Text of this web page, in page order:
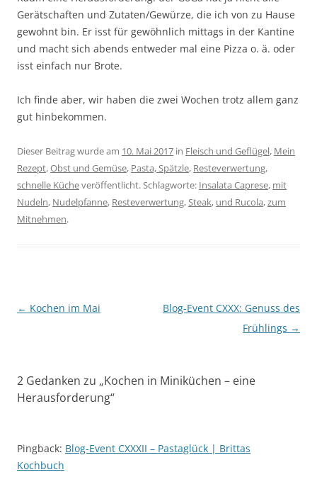
Gerätschaften und Zutaten/Gewürze, die ich von zu Hause
gewohnt bin. Er isst für gewöhnlich mittags in der Kantine
und macht sich abends entweder mal eine Pizza o. ä. oder
isst einfach nur Brote.
Ich finde aber, wir haben die zwei Wochen trotz allem ganz
gut hinbekommen.
Dieser Beitrag wurde am 10. Mai 2017 in Fleisch und Geflügel, Mein
Rezept,Obst und Gemüse, Pasta, Spätzle, Resteverwertung,
schnelle Kücheveröffentlicht. Schlagworte: Insalata Caprese, mit
Nudeln, Nudelpfanne, Resteverwertung,Steak, und Rucola,zum
Mitnehmen.
Beitragsnavigation
← Kochen im Mai
Blog-Event CXXX: Genuss des
Frühlings →
2 Gedanken zu „Kochen in Miniküchen – eine
Herausforderung“
Pingback: Blog-Event CXXXII – Pastaglück | Brittas
Kochbuch